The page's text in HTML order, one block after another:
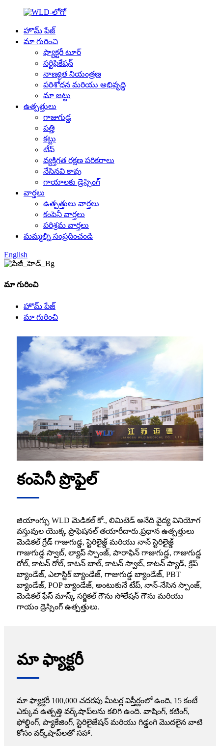
హొమ్ పేజ్
మా గురించి
ఫ్యాక్టరీ టూర్
సర్టిఫికేషన్
నాణ్యత నియంత్రణ
పరిశోధన మరియు అభివృద్ధి
మా జట్టు
ఉత్పత్తులు
గాజుగుడ్డ
పత్తి
కట్టు
టేప్
వ్యక్తిగత రక్షణ పరికరాలు
నేసినవి కావు
గాయాలకు డ్రెస్సింగ్
వార్తలు
ఉత్పత్తులు వార్తలు
కంపెనీ వార్తలు
పరిశ్రమ వార్తలు
మమ్మల్ని సంప్రదించండి
English
మా గురించి
హొమ్ పేజ్
మా గురించి
కంపెనీ ప్రొఫైల్
జియాంగ్సు WLD మెడికల్ కో., లిమిటెడ్ అనేది వైద్య వినియోగ
వస్తువుల యొక్క ప్రొఫెషనల్ తయారీదారు.ప్రధాన ఉత్పత్తులు
మెడికల్ గ్రేడ్ గాజుగుడ్డ, స్టెరిలైజ్డ్ మరియు నాన్ స్టెరిలైజ్డ్
గాజుగుడ్డ స్వాబ్, ల్యాప్ స్పాంజ్, పారాఫిన్ గాజుగుడ్డ, గాజుగుడ్డ
రోల్, కాటన్ రోల్, కాటన్ బాల్, కాటన్ స్వాబ్, కాటన్ ప్యాడ్, క్రేప్
బ్యాండేజ్, ఎలాస్టిక్ బ్యాండేజ్, గాజుగుడ్డ బ్యాండేజ్, PBT
బ్యాండేజ్, POP బ్యాండేజ్, అంటుకునే టేప్, నాన్-నేసిన స్పాంజ్,
మెడికల్ ఫేస్ మాస్క్ సర్జికల్ గౌను సోలేషన్ గౌను మరియు
గాయం డ్రెస్సింగ్ ఉత్పత్తులు.
మా ఫ్యాక్టరీ
మా ఫ్యాక్టరీ 100,000 చదరపు మీటర్ల విస్తీర్ణంలో ఉంది, 15 కంటే
ఎక్కువ ఉత్పత్తి వర్క్‌షాప్‌లను కలిగి ఉంది. వాషింగ్, కటింగ్,
ఫోల్డింగ్, ప్యాకేజింగ్, స్టెరిలైజేషన్ మరియు గిడ్డంగి మొదలైన వాటి
కోసం వర్క్‌షాప్‌లతో సహా.